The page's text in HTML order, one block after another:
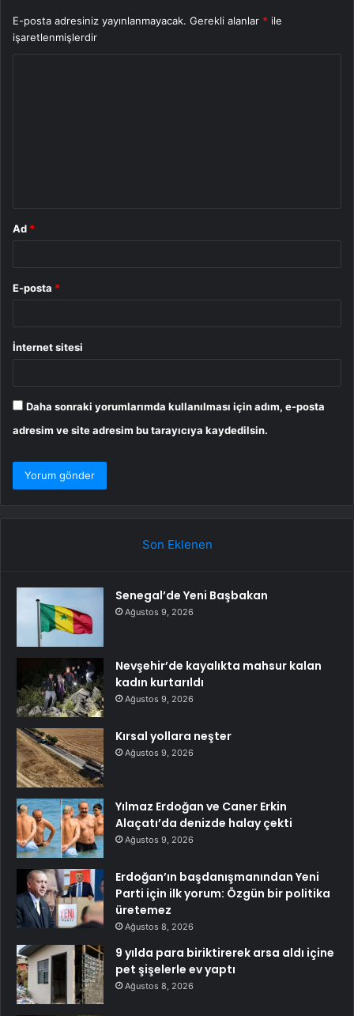
E-posta adresiniz yayınlanmayacak. Gerekli alanlar * ile
işaretlenmişlerdir
Ad *
E-posta *
İnternet sitesi
Daha sonraki yorumlarımda kullanılması için adım, e-posta
adresim ve site adresim bu tarayıcıya kaydedilsin.
Son Eklenen
Senegal’de Yeni Başbakan
Ağustos 9, 2026
Nevşehir’de kayalıkta mahsur kalan
kadın kurtarıldı
Ağustos 9, 2026
Kırsal yollara neşter
Ağustos 9, 2026
Yılmaz Erdoğan ve Caner Erkin
Alaçatı’da denizde halay çekti
Ağustos 9, 2026
Erdoğan’ın başdanışmanından Yeni
Parti için ilk yorum: Özgün bir politika
üretemez
Ağustos 8, 2026
9 yılda para biriktirerek arsa aldı içine
pet şişelerle ev yaptı
Ağustos 8, 2026